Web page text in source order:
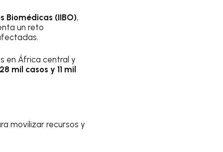
Biomédicas (IIBO),
un reto
en África central y
mil casos y 11 mil
movilizar recursos y